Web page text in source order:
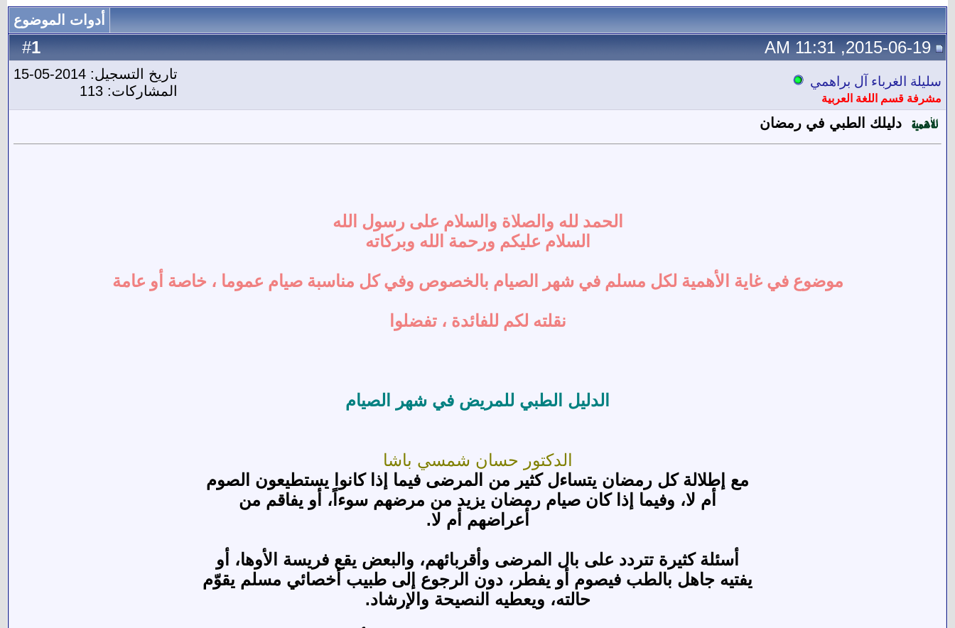
أدوات الموضوع
#
1 2015-06-19, 11:31 AM
سليلة الغرباء آل براهمي
مشرفة قسم اللغة العربية
تاريخ التسجيل: 2014-05-15
المشاركات: 113
دليلك الطبي في رمضان
الحمد لله والصلاة والسلام على رسول الله
السلام عليكم ورحمة الله وبركاته
موضوع في غاية الأهمية لكل مسلم في شهر الصيام بالخصوص وفي كل مناسبة صيام عموما ، خاصة أو عامة
نقلته لكم للفائدة ، تفضلوا
الدليل الطبي للمريض في شهر الصيام
الدكتور حسان شمسي باشا
مع إطلالة كل رمضان يتساءل كثير من المرضى فيما إذا كانوا يستطيعون الصوم
أم لا، وفيما إذا كان صيام رمضان يزيد من مرضهم سوءاً، أو يفاقم من
أعراضهم أم لا.
أسئلة كثيرة تتردد على بال المرضى وأقربائهم، والبعض يقع فريسة الأوها، أو
يفتيه جاهل بالطب فيصوم أو يفطر، دون الرجوع إلى طبيب أخصائي مسلم يقوّم
حالته، ويعطيه النصيحة والإرشاد.